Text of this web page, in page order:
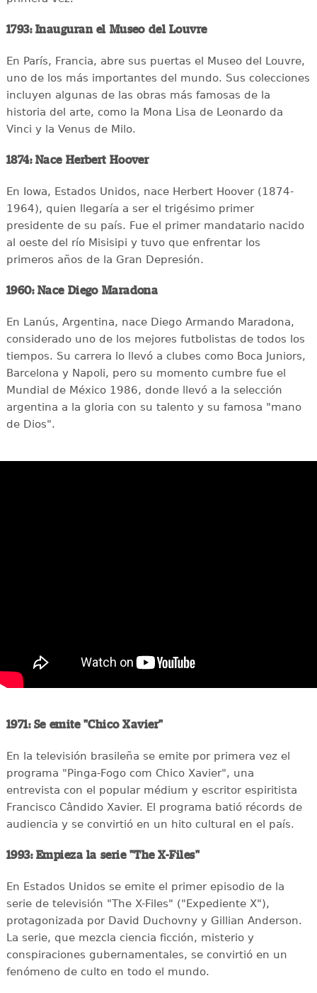
1793: Inauguran el Museo del Louvre
En París, Francia, abre sus puertas el Museo del Louvre,
uno de los más importantes del mundo. Sus colecciones
incluyen algunas de las obras más famosas de la
historia del arte, como la Mona Lisa de Leonardo da
Vinci y la Venus de Milo.
1874: Nace Herbert Hoover
En Iowa, Estados Unidos, nace Herbert Hoover (1874-
1964), quien llegaría a ser el trigésimo primer
presidente de su país. Fue el primer mandatario nacido
al oeste del río Misisipi y tuvo que enfrentar los
primeros años de la Gran Depresión.
1960: Nace Diego Maradona
En Lanús, Argentina, nace Diego Armando Maradona,
considerado uno de los mejores futbolistas de todos los
tiempos. Su carrera lo llevó a clubes como Boca Juniors,
Barcelona y Napoli, pero su momento cumbre fue el
Mundial de México 1986, donde llevó a la selección
argentina a la gloria con su talento y su famosa "mano
de Dios".
1971: Se emite "Chico Xavier"
En la televisión brasileña se emite por primera vez el
programa "Pinga-Fogo com Chico Xavier", una
entrevista con el popular médium y escritor espiritista
Francisco Cândido Xavier. El programa batió récords de
audiencia y se convirtió en un hito cultural en el país.
1993: Empieza la serie "The X-Files"
En Estados Unidos se emite el primer episodio de la
serie de televisión "The X-Files" ("Expediente X"),
protagonizada por David Duchovny y Gillian Anderson.
La serie, que mezcla ciencia ficción, misterio y
conspiraciones gubernamentales, se convirtió en un
fenómeno de culto en todo el mundo.